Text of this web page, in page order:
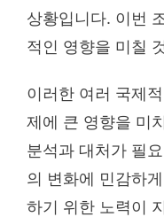
상황입니다. 이번
적인 영향을 미칠
이러한 여러 국제
제에 큰 영향을 미
분석과 대처가 필
의 변화에 민감하
하기 위한 노력이